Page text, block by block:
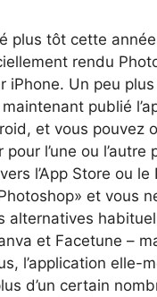
plus tôt cette
rendu
iPhone. Un peu
publié
et vous pouvez
l’une ou l’autre
l’App Store ou le
et vous
alternatives
et Facetune –
l’application elle-
d’un certain